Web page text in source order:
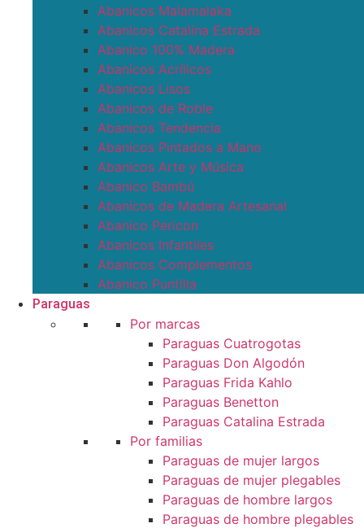
Abanicos Malamalaka
Abanicos Catalina Estrada
Abanico 100% Madera
Abanicos Acrílicos
Abanicos Lisos
Abanicos de Roble
Abanicos Tendencia
Abanicos Pintados a Mano
Abanicos Arte y Música
Abanico Bambú
Abanicos de Madera Artesanal
Abanico Pericon
Abanicos Infantiles
Abanicos Complementos
Abanico Puntilla
Paraguas
Por marcas
Paraguas Cuatrogotas
Paraguas Don Algodón
Paraguas Frida Kahlo
Paraguas Benetton
Paraguas Catalina Estrada
Por familias
Paraguas de mujer largos
Paraguas de mujer plegables
Paraguas de hombre largos
Paraguas de hombre plegables